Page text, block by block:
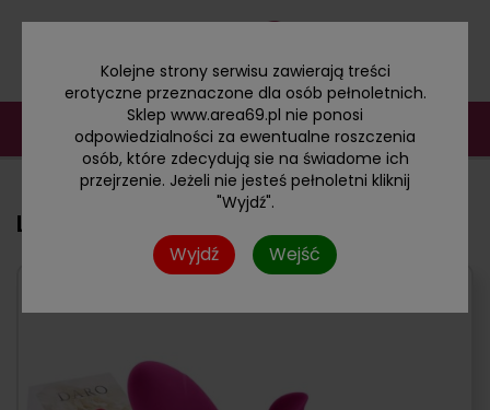
Kolejne strony serwisu zawierają treści
erotyczne przeznaczone dla osób pełnoletnich.
Sklep www.area69.pl nie ponosi
odpowiedzialności za ewentualne roszczenia
osób, które zdecydują sie na świadome ich
przejrzenie. Jeżeli nie jesteś pełnoletni kliknij
"Wyjdź".
Wyjdź Wejść
Luksusowy wibrator z dwoma silnikami